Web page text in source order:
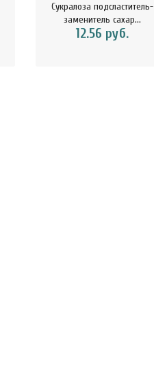
Сукралоза подсластитель-
заменитель сахар...
12.56 руб.